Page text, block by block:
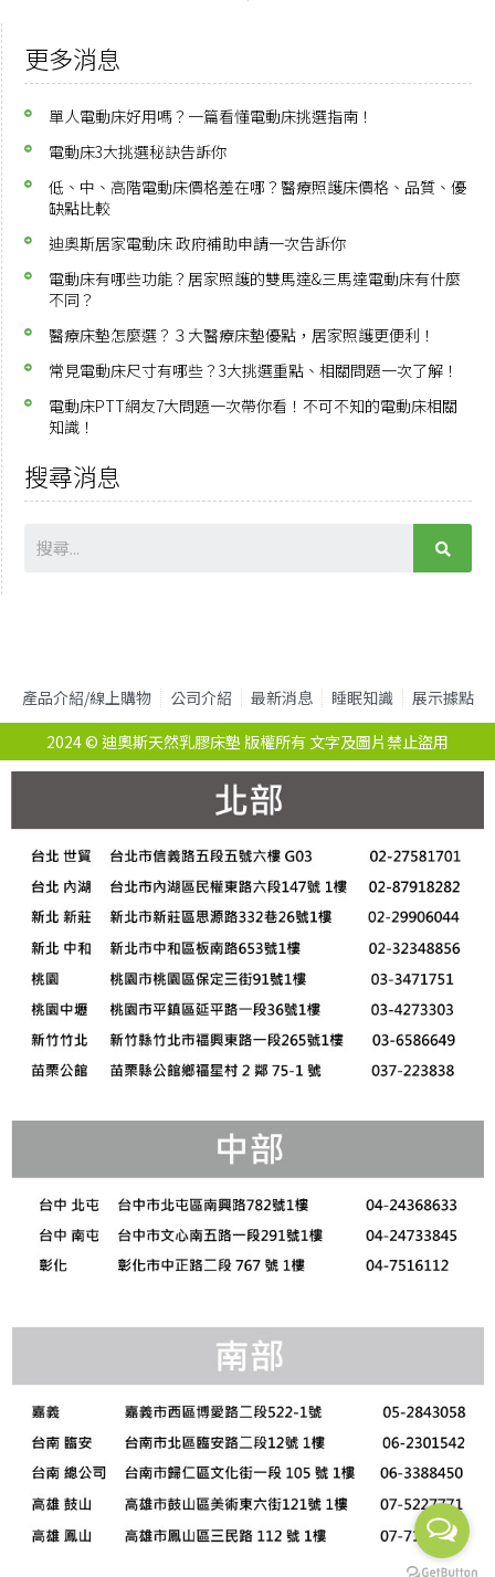
更多消息
單人電動床好用嗎？一篇看懂電動床挑選指南！
電動床3大挑選秘訣告訴你
低、中、高階電動床價格差在哪？醫療照護床價格、品質、優
缺點比較
迪奧斯居家電動床 政府補助申請一次告訴你
電動床有哪些功能？居家照護的雙馬達&三馬達電動床有什麼
不同？
醫療床墊怎麼選？３大醫療床墊優點，居家照護更便利！
常見電動床尺寸有哪些？3大挑選重點、相關問題一次了解！
電動床PTT網友7大問題一次帶你看！不可不知的電動床相關
知識！
搜尋消息
產品介紹/線上購物 公司介紹 最新消息 睡眠知識
展示據點
2024 © 迪奧斯天然乳膠床墊 版權所有 文字及圖片禁止盜用